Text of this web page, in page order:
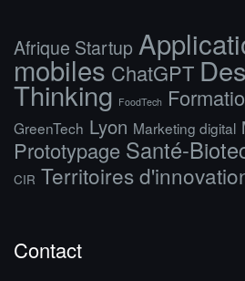
Afrique Startup
mobiles ChatGPT
Thinking FoodTech
GreenTech Lyon Marketing digital
Prototypage Santé-
CIR Territoires
Contact